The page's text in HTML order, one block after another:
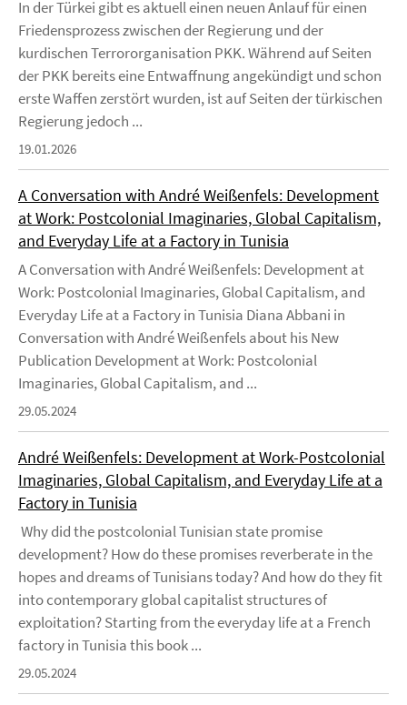
In der Türkei gibt es aktuell einen neuen Anlauf für einen
Friedensprozess zwischen der Regierung und der
kurdischen Terrororganisation PKK. Während auf Seiten
der PKK bereits eine Entwaffnung angekündigt und schon
erste Waffen zerstört wurden, ist auf Seiten der türkischen
Regierung jedoch ...
19.01.2026
A Conversation with André Weißenfels: Development
at Work: Postcolonial Imaginaries, Global Capitalism,
and Everyday Life at a Factory in Tunisia
A Conversation with André Weißenfels: Development at
Work: Postcolonial Imaginaries, Global Capitalism, and
Everyday Life at a Factory in Tunisia Diana Abbani in
Conversation with André Weißenfels about his New
Publication Development at Work: Postcolonial
Imaginaries, Global Capitalism, and ...
29.05.2024
André Weißenfels: Development at Work-Postcolonial
Imaginaries, Global Capitalism, and Everyday Life at a
Factory in Tunisia
Why did the postcolonial Tunisian state promise
development? How do these promises reverberate in the
hopes and dreams of Tunisians today? And how do they fit
into contemporary global capitalist structures of
exploitation? Starting from the everyday life at a French
factory in Tunisia this book ...
29.05.2024